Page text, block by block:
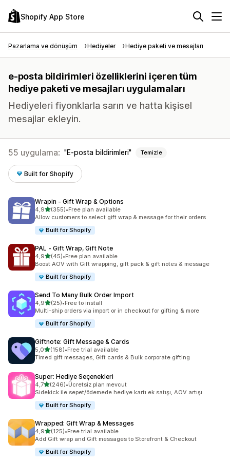
Shopify App Store
Pazarlama ve dönüşüm Hediyeler Hediye paketi ve mesajları
e-posta bildirimleri özelliklerini içeren tüm
hediye paketi ve mesajları uygulamaları
Hediyeleri fiyonklarla sarın ve hatta kişisel
mesajlar ekleyin.
55 uygulama: E-posta bildirimleri Temizle
Built for Shopify
Wrapin ‑ Gift Wrap & Options
4,95 yıldız üzerinden
(355)
toplam 355 değerlendirme
•Free plan available
Allow customers to select gift wrap & message for their orders
Built for Shopify
PAL ‑ Gift Wrap, Gift Note
4,95 yıldız üzerinden
(45)
toplam 45 değerlendirme
•Free plan available
Boost AOV with Gift wrapping, gift pack & gift notes & message
Built for Shopify
Send To Many Bulk Order Import
4,95 yıldız üzerinden
(25)
toplam 25 değerlendirme
•Free to install
Multi-ship orders via import or in checkout for gifting & more
Built for Shopify
Giftnote: Gift Message & Cards
5,05 yıldız üzerinden
(158)
toplam 158 değerlendirme
•Free trial available
Timed gift messages, Gift cards & Bulk corporate gifting
Super: Hediye Seçenekleri
4,75 yıldız üzerinden
(246)
toplam 246 değerlendirme
•Ücretsiz plan mevcut
Sidekick ile sepet/ödemede hediye kartı ek satışı, AOV artışı
Built for Shopify
Wrapped: Gift Wrap & Messages
4,95 yıldız üzerinden
(125)
toplam 125 değerlendirme
•Free trial available
Add Gift wrap and Gift messages to Storefront & Checkout
Built for Shopify